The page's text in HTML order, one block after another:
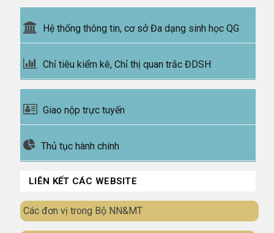
Hệ thống thông tin, cơ sở Đa dạng sinh học QG
Chỉ tiêu kiểm kê, Chỉ thị quan trắc ĐDSH
Giao nộp trực tuyến
Thủ tục hành chính
LIÊN KẾT CÁC WEBSITE
Các đơn vị trong Bộ NN&MT